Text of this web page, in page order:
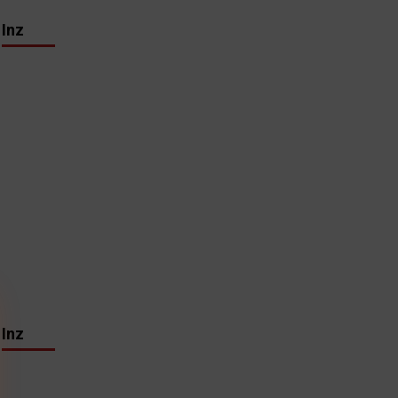
Inz
Inz